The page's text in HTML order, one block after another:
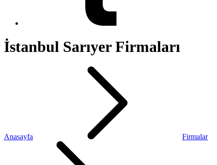
İstanbul Sarıyer Firmaları
Anasayfa Firmalar